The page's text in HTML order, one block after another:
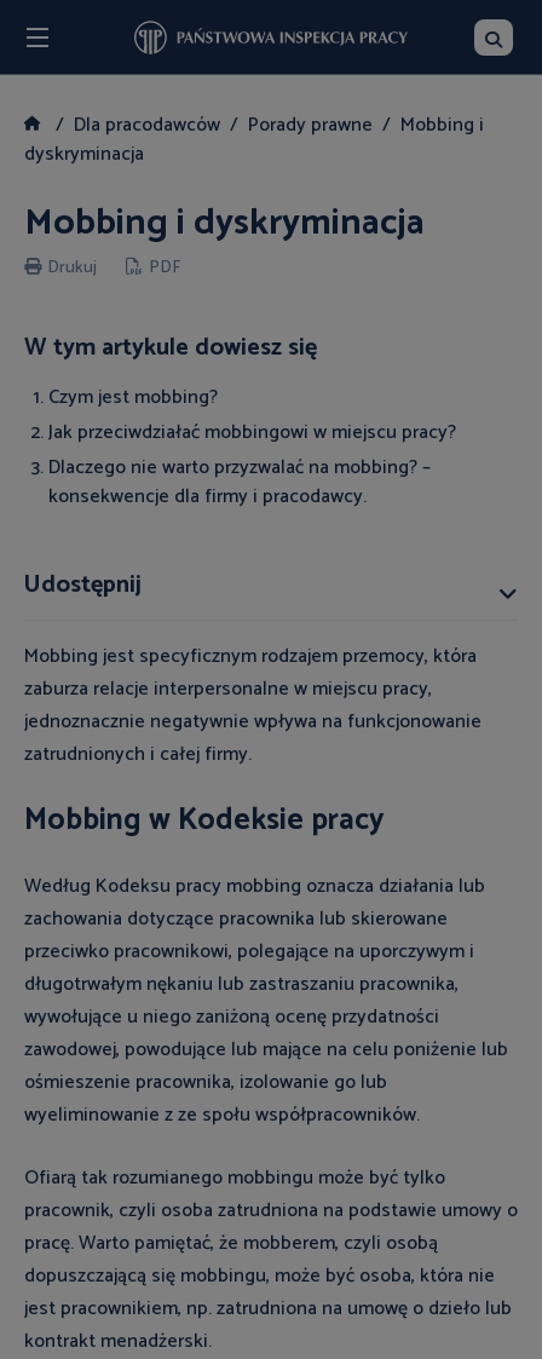
Dla pracodawców Porady prawne
Mobbing i
dyskryminacja
Mobbing i dyskryminacja
Drukuj PDF
Mobbing jest specyficznym rodzajem przemocy, która
zaburza relacje interpersonalne w miejscu pracy,
jednoznacznie negatywnie wpływa na funkcjonowanie
zatrudnionych i całej firmy.
Mobbing w Kodeksie pracy
Według Kodeksu pracy mobbing oznacza działania lub
zachowania dotyczące pracownika lub skierowane
przeciwko pracownikowi, polegające na uporczywym i
długotrwałym nękaniu lub zastraszaniu pracownika,
wywołujące u niego zaniżoną ocenę przydatności
zawodowej, powodujące lub mające na celu poniżenie lub
ośmieszenie pracownika, izolowanie go lub
wyeliminowanie z ze społu współpracowników.
Ofiarą tak rozumianego mobbingu może być tylko
pracownik, czyli osoba zatrudniona na podstawie umowy o
pracę. Warto pamiętać, że mobberem, czyli osobą
dopuszczającą się mobbingu, może być osoba, która nie
jest pracownikiem, np. zatrudniona na umowę o dzieło lub
kontrakt menadżerski.
W tym artykule dowiesz się
Czym jest mobbing?
Jak przeciwdziałać mobbingowi w miejscu pracy?
Dlaczego nie warto przyzwalać na mobbing? –
konsekwencje dla firmy i pracodawcy.
Udostępnij
Szukaj